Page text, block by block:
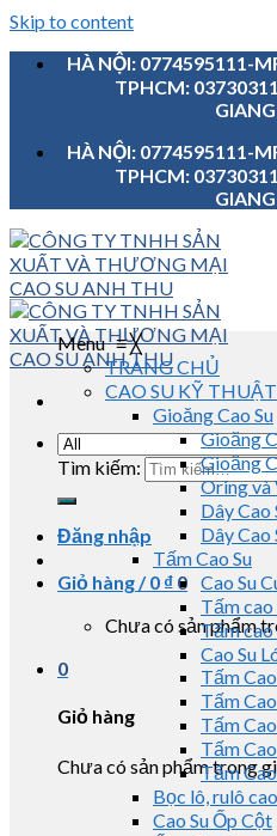
Skip to content
HÀ NỘI: 0774595111-
TPHCM:
HÀ NỘI: 0774595111-
TPHCM:
Tìm kiếm:
Đăng nhập
Giỏ hàng /0 ₫ 0
Chưa có sản phẩm
0
Giỏ hàng
Chưa có sản phẩm trong
Menu≡╳
TRANG CHỦ
CAO SU KỸ THUẬT
Gioăng Cao Su
Gioăng
Gioăng
Oring và
Dây
Dây Cao
Tấm Cao Su
Cao Su
Tấm cao
Tấm cao
Cao Su
Tấm
Tấm
Tấm
Tấm
Tấm
Bọc lô, rulô
Cao Su Ốp Cột